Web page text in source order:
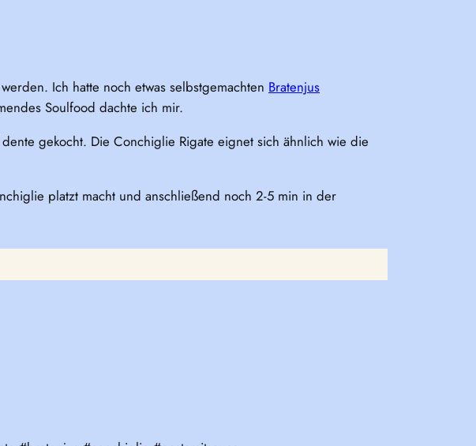
Ich hatte noch etwas selbstgemachten Bratenjus
Soulfood dachte ich mir.
gekocht. Die Conchiglie Rigate eignet sich ähnlich wie die
platzt macht und anschließend noch 2-5 min in der